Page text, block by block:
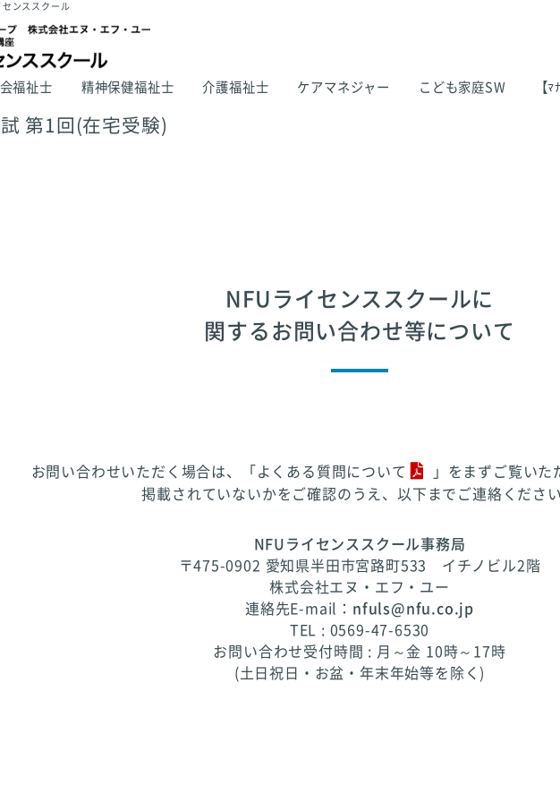
センススクール
福祉士 精神保健福祉士 介護福祉士 ケアマネジャー こども家庭SW 【
第1回(在宅受験)
NFUライセンススクールに
関するお問い合わせ等について
お問い合わせいただく場合は、「 よくある質問について
」をまずご覧いた
掲載されていないかをご確認のうえ、以下までご連絡ください
NFUライセンススクール事務局
〒475-0902 愛知県半田市宮路町533 イチノビル2階
株式会社エヌ・エフ・ユー
連絡先E-mail： nfuls@nfu.co.jp
TEL : 0569-47-6530
お問い合わせ受付時間 : 月～金 10時～17時
(土日祝日・お盆・年末年始等を除く)